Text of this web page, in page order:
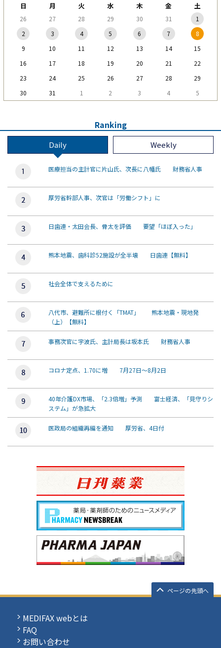
日 月 火 水 木 金 土
26 27 28 29 30 31
1
2
3 4 5 6 7
8
9
10 11 12 13 14
15
16
17 18 19 20 21
22
23
24 25 26 27 28
29
30
31 1 2 3 4 5
Ranking
Daily Weekly
医療担当の主計官に片山氏、次長に八幡氏 財務省人事
厚労省幹部人事、次官は「労働シフト」に
日歯連・太田会長、骨太を評価 要望「ほぼ入った」
熊本地震、歯科診52施設が全半壊 日歯連【無料】
社会全体で支えるために
八代市、避難所に根付く「TMAT」 熊本地震・現地発
（上）【無料】
事務次官に宇波氏、主計局長は坂本氏 財務省人事
コロナ定点、1.70に増 7月27日～8月2日
40年介護DX市場、「2.3倍増」予測 富士経済、「見守りシ
ステム」が急拡大
医政局の組織再編を通知 厚労省、4日付
ページの先頭へ
MEDIFAX webとは
FAQ
お問い合わせ